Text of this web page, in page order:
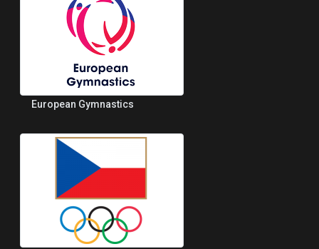
European Gymnastics